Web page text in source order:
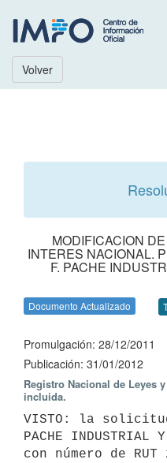
Volver
MODIFICACION
INTERES NACIONAL.
F. PACHE
Documento Actualizado
Promulgación: 28/12/2011
Publicación: 31/01/2012
Registro Nacional de Leyes
incluida.
VISTO: la
PACHE INDUSTRIAL
con número de RUT